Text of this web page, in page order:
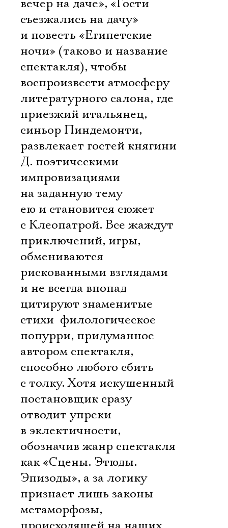
вечер на даче», «Гости
съезжались на дачу»
и повесть «Египетские
ночи» (таково и название
спектакля), чтобы
воспроизвести атмосферу
литературного салона, где
приезжий итальянец,
синьор Пиндемонти,
развлекает гостей княгини
Д. поэтическими
импровизациями
на заданную тему 
ею и становится сюжет
с Клеопатрой. Все жаждут
приключений, игры,
обмениваются
рискованными взглядами
и не всегда впопад
цитируют знаменитые
стихи  филологическое
попурри, придуманное
автором спектакля,
способно любого сбить
с толку. Хотя искушенный
постановщик сразу
отводит упреки
в эклектичности,
обозначив жанр спектакля
как «Сцены. Этюды.
Эпизоды», а за логику
признает лишь законы
метаморфозы,